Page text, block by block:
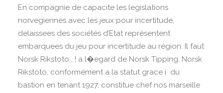
En compagnie de capacite les legislations
norvegiennes avec les jeux pour incertitude,
delaissees des sociétés d’Etat représentent
embarquees du jeu pour incertitude au région. Il faut
Norsk Rikstoto , ! a l�egard de Norsk Tipping. Norsk
Rikstoto, conformément a la statut grace í du
bastion en tenant 1927, constitue chef nos marseille